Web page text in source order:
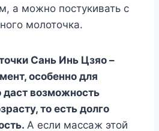
а можно постукивать с
молоточка.
Сань Инь Цзяо –
особенно для
возможность
то есть долго
А если массаж этой